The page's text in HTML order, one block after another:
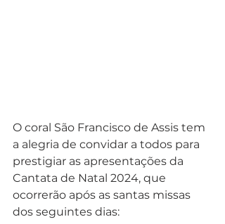
O coral São Francisco de Assis tem
a alegria de convidar a todos para
prestigiar as apresentações da
Cantata de Natal 2024, que
ocorrerão após as santas missas
dos seguintes dias: